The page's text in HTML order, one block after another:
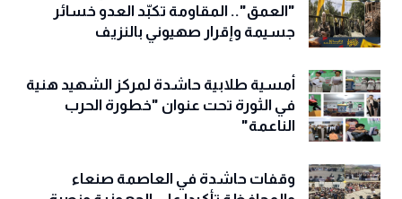
"العمق".. المقاومة تكبّد العدو خسائر
جسيمة وإقرار صهيوني بالنزيف
أمسية طلابية حاشدة لمركز الشهيد هنية
في الثورة تحت عنوان "خطورة الحرب
الناعمة"
وقفات حاشدة في العاصمة صنعاء